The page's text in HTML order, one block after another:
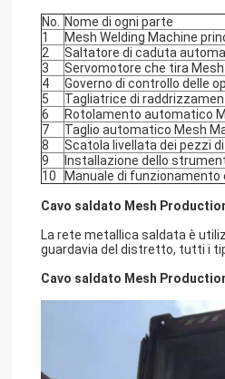
No. Nome di ogni parte
1
Mesh Welding Machine
2
Saltatore di caduta
3
Servomotore che tira Mesh
4
Governo di controllo delle
5
Tagliatrice di
6
Rotolamento automatico
7
Taglio automatico Mesh
8
Scatola livellata dei pezzi
9
Installazione dello
10
Manuale di
Cavo saldato Mesh
La rete metallica saldata è
guardavia del distretto, tutti i
Cavo saldato Mesh